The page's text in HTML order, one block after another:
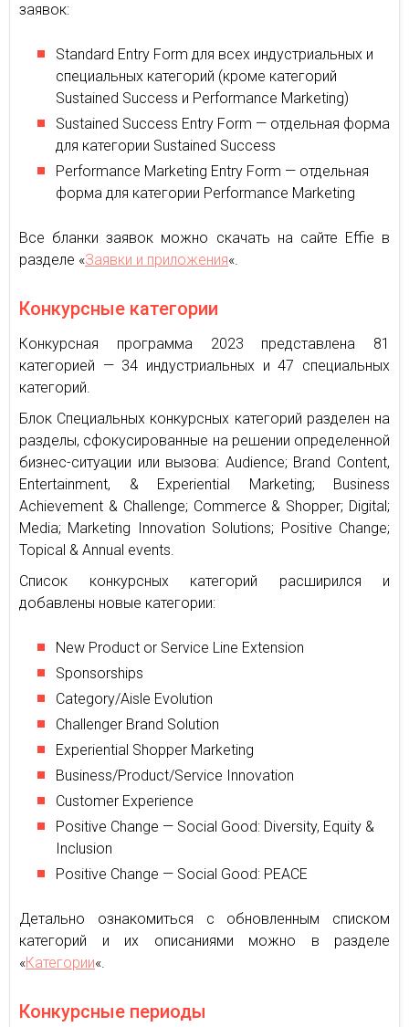
заявок:
Standard Entry Form для всех индустриальных и
специальных категорий (кроме категорий
Sustained Success и Performance Marketing)
Sustained Success Entry Form — отдельная форма
для категории Sustained Success
Performance Marketing Entry Form — отдельная
форма для категории Performance Marketing
Все бланки заявок можно скачать на сайте Effie в
разделе «Заявки и приложения«.
Конкурсные категории
Конкурсная программа 2023 представлена 81
категорией — 34 индустриальных и 47 специальных
категорий.
Блок Специальных конкурсных категорий разделен на
разделы, сфокусированные на решении определенной
бизнес-ситуации или вызова: Audience; Brand Content,
Entertainment, & Experiential Marketing; Business
Achievement & Challenge; Commerce & Shopper; Digital;
Media; Marketing Innovation Solutions; Positive Change;
Topical & Annual events.
Список конкурсных категорий расширился и
добавлены новые категории:
New Product or Service Line Extension
Sponsorships
Category/Aisle Evolution
Challenger Brand Solution
Experiential Shopper Marketing
Business/Product/Service Innovation
Customer Experience
Positive Change — Social Good: Diversity, Equity &
Inclusion
Positive Change — Social Good: PEACE
Детально ознакомиться с обновленным списком
категорий и их описаниями можно в разделе
«Категории«.
Конкурсные периоды